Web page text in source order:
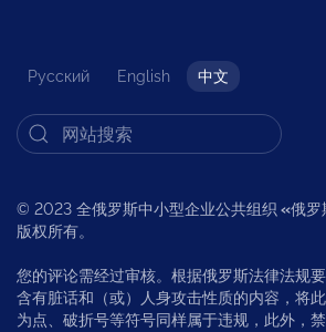
Русский English 中文
© 2023 全俄罗斯中小型企业公共组织 «俄罗
版权所有。
您的评论需经过审核。根据俄罗斯法律法规
含有脏话和（或）人身攻击性质的内容，将
为点、破折号等符号同样属于违规，此外，